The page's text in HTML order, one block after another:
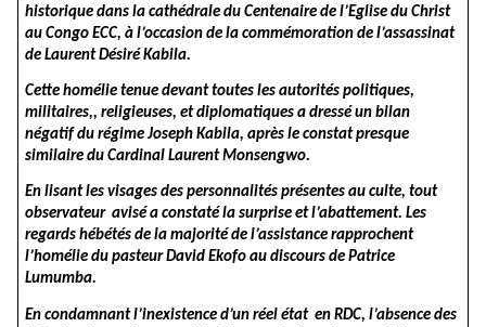
historique dans la cathédrale du Centenaire de l’Eglise du Christ
au Congo ECC, à l’occasion de la commémoration de l’assassinat
de Laurent Désiré Kabila.
Cette homélie tenue devant toutes les autorités politiques,
militaires,, religieuses, et diplomatiques a dressé un bilan
négatif du régime Joseph Kabila, après le constat presque
similaire du Cardinal Laurent Monsengwo.
En lisant les visages des personnalités présentes au culte, tout
observateur avisé a constaté la surprise et l’abattement. Les
regards hébétés de la majorité de l’assistance rapprochent
l’homélie du pasteur David Ekofo au discours de Patrice
Lumumba.
En condamnant l’inexistence d’un réel état en RDC, l’absence des